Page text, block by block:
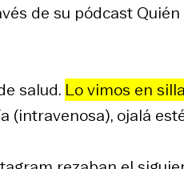
de su pódcast Quién
salud. Lo vimos en
ojalá